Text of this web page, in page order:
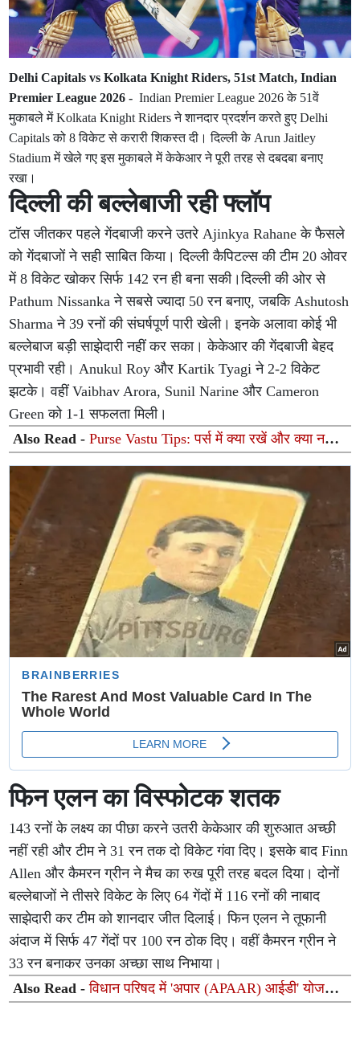
Delhi Capitals vs Kolkata Knight Riders, 51st Match, Indian
Premier League 2026 - Indian Premier League 2026 के 51वें
मुकाबले में Kolkata Knight Riders ने शानदार प्रदर्शन करते हुए Delhi
Capitals को 8 विकेट से करारी शिकस्त दी। दिल्ली के Arun Jaitley
Stadium में खेले गए इस मुकाबले में केकेआर ने पूरी तरह से दबदबा बनाए
रखा।
दिल्ली की बल्लेबाजी रही फ्लॉप
टॉस जीतकर पहले गेंदबाजी करने उतरे Ajinkya Rahane के फैसले
को गेंदबाजों ने सही साबित किया। दिल्ली कैपिटल्स की टीम 20 ओवर
में 8 विकेट खोकर सिर्फ 142 रन ही बना सकी।दिल्ली की ओर से
Pathum Nissanka ने सबसे ज्यादा 50 रन बनाए, जबकि Ashutosh
Sharma ने 39 रनों की संघर्षपूर्ण पारी खेली। इनके अलावा कोई भी
बल्लेबाज बड़ी साझेदारी नहीं कर सका। केकेआर की गेंदबाजी बेहद
प्रभावी रही। Anukul Roy और Kartik Tyagi ने 2-2 विकेट
झटके। वहीं Vaibhav Arora, Sunil Narine और Cameron
Green को 1-1 सफलता मिली।
Also Read -Purse Vastu Tips: पर्स में क्या रखें और क्या नहीं?
वास्तु शास्त्र के ये असरदार उपाय दूर करेंगे आपकी धन से जुड़ी हर
फिन एलन का विस्फोटक शतक
143 रनों के लक्ष्य का पीछा करने उतरी केकेआर की शुरुआत अच्छी
नहीं रही और टीम ने 31 रन तक दो विकेट गंवा दिए। इसके बाद Finn
Allen और कैमरन ग्रीन ने मैच का रुख पूरी तरह बदल दिया। दोनों
बल्लेबाजों ने तीसरे विकेट के लिए 64 गेंदों में 116 रनों की नाबाद
साझेदारी कर टीम को शानदार जीत दिलाई। फिन एलन ने तूफानी
अंदाज में सिर्फ 47 गेंदों पर 100 रन ठोक दिए। वहीं कैमरन ग्रीन ने
33 रन बनाकर उनका अच्छा साथ निभाया।
Also Read -विधान परिषद में 'अपार (APAAR) आईडी' योजना
पर सरकार का पक्ष, बेसिक शिक्षा मंत्री संदीप सिंह ने बताए लाभ